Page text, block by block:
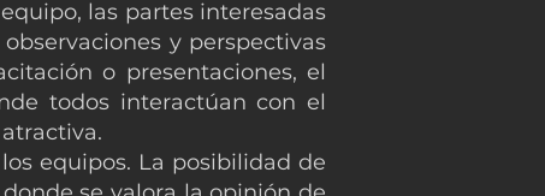
las partes interesadas
y perspectivas
o presentaciones, el
todos interactúan con el
equipos. La posibilidad de